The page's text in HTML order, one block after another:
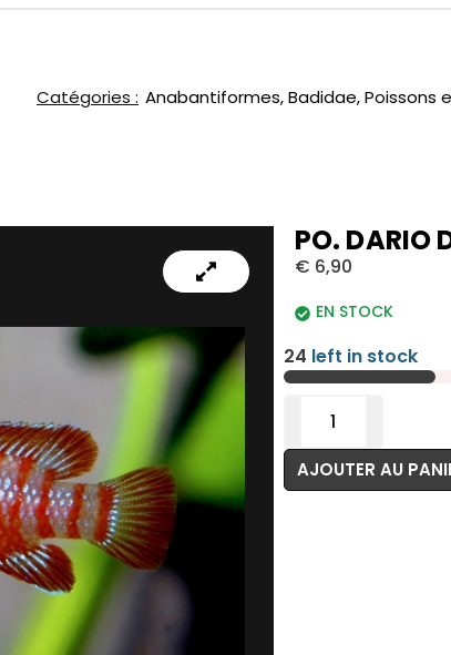
Catégories : Anabantiformes,Badidae,Poissons
PO. DARIO
€ 6,90
EN STOCK
24 left in stock
AJOUTER AU